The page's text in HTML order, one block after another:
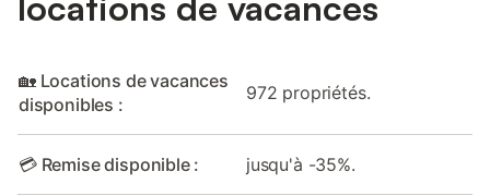
🏡 Locations de vacances
disponibles :
972 propriétés.
💳 Remise disponible : jusqu'à -35%.